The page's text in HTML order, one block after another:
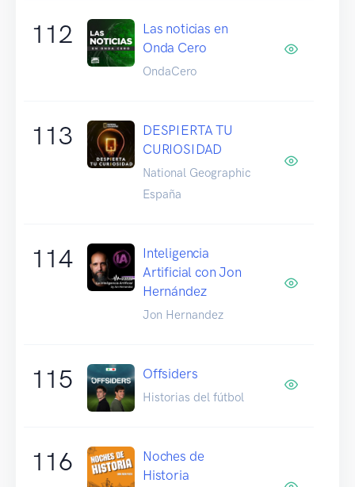
112
Las noticias en
Onda Cero
OndaCero
113
DESPIERTA TU
CURIOSIDAD
National Geographic
España
114
Inteligencia
Artificial con Jon
Hernández
Jon Hernandez
115 Offsiders
Historias del fútbol
116
Noches de
Historia